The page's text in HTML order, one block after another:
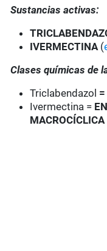
Sustancias activas:
IVERMECTINA(
Clases químicas de
Triclabendazol
Ivermectina =
MACROCÍCLICA